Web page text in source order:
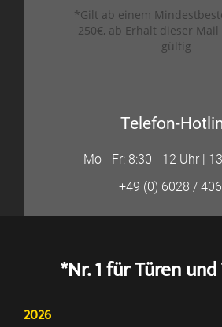
*Gilt ab einem
250€, ab Erhalt dieser Mail
gültig
Telefon-
Mo - Fr: 8:30 - 12 Uhr |
+49 (0) 6028 /
*Nr. 1 für Türen
2026